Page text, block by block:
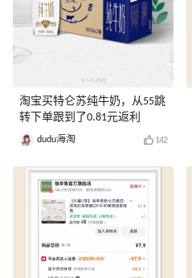
淘宝买特仑苏纯牛奶，从55跳
转下单跟到了0.81元返利
dudu海淘 142